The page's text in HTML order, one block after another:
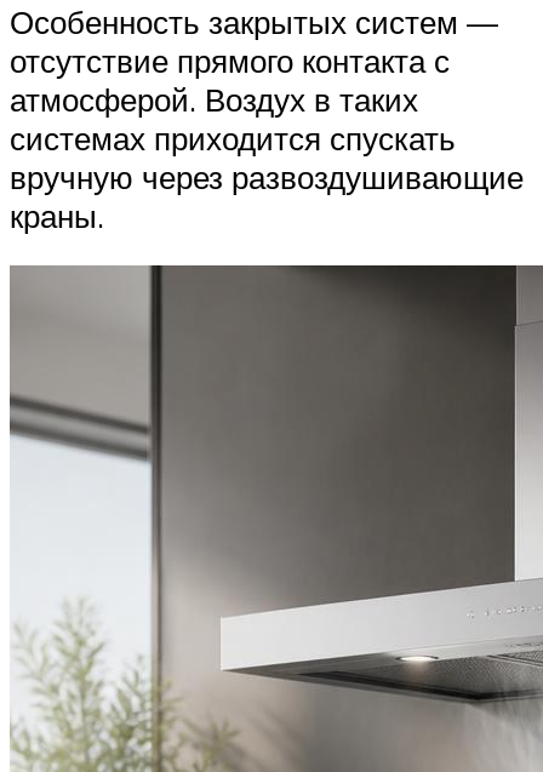
Особенность закрытых систем —
отсутствие прямого контакта с
атмосферой. Воздух в таких
системах приходится спускать
вручную через развоздушивающие
краны.